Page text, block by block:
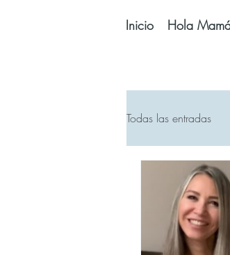
Inicio Hola
Todas las entradas
2 primeros años
Juegos